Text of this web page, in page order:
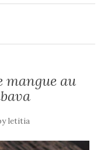
mangue au
letitia